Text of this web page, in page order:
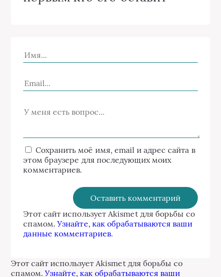
Сохранить моё имя, email и адрес сайта в
этом браузере для последующих моих
комментариев.
Этот сайт использует Akismet для борьбы со
спамом.Узнайте, как обрабатываются ваши
данные комментариев.
Этот сайт использует Akismet для борьбы со
спамом.Узнайте, как обрабатываются ваши